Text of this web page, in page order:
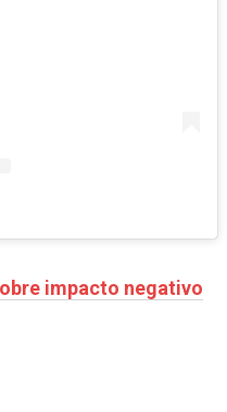
impacto negativo